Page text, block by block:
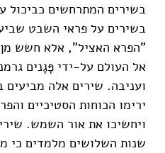
בשירים המתרחשים כביכול
בשירים על פראי השבט
"הפרא האציל", אלא חשש מן
אל העולם על-ידי פָּגָנים
ועניבה. שירים אלה
ירימו הכוחות הסטיכיים
ויחשיכו את אור השמש.
שנות השלושים מלמדים כי